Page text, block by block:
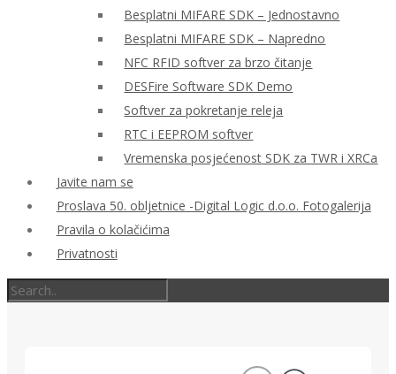
Besplatni MIFARE SDK – Jednostavno
Besplatni MIFARE SDK – Napredno
NFC RFID softver za brzo čitanje
DESFire Software SDK Demo
Softver za pokretanje releja
RTC i EEPROM softver
Vremenska posjećenost SDK za TWR i XRCa
Javite nam se
Proslava 50. obljetnice -Digital Logic d.o.o. Fotogalerija
Pravila o kolačićima
Privatnosti